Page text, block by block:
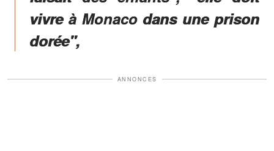
vivre à Monaco dans une prison
dorée",
ANNONCES